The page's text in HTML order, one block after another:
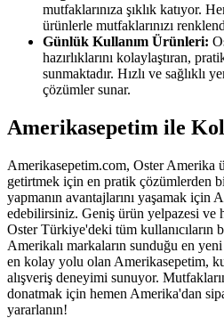
mutfaklarınıza şıklık katıyor.
ürünlerle mutfaklarınızı
Günlük Kullanım Ürünleri:
hazırlıklarını kolaylaştıran,
sunmaktadır. Hızlı ve sağlıklı
çözümler sunar.
Amerikasepetim ile
Amerikasepetim.com, Oster Amerika
getirtmek için en pratik çözümlerden
yapmanın avantajlarını yaşamak için
edebilirsiniz. Geniş ürün yelpazesi ve
Oster Türkiye'deki tüm kullanıcıların
Amerikalı markaların sunduğu en
en kolay yolu olan Amerikasepetim,
alışveriş deneyimi sunuyor.
donatmak için hemen Amerika'dan
yararlanın!